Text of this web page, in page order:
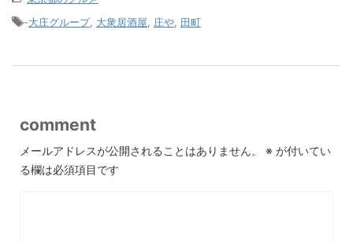
-大庄グループ, 大衆居酒屋 庄や 田町
comment
メールアドレスが公開されることはありません。 ※ が付いてい
る欄は必須項目です